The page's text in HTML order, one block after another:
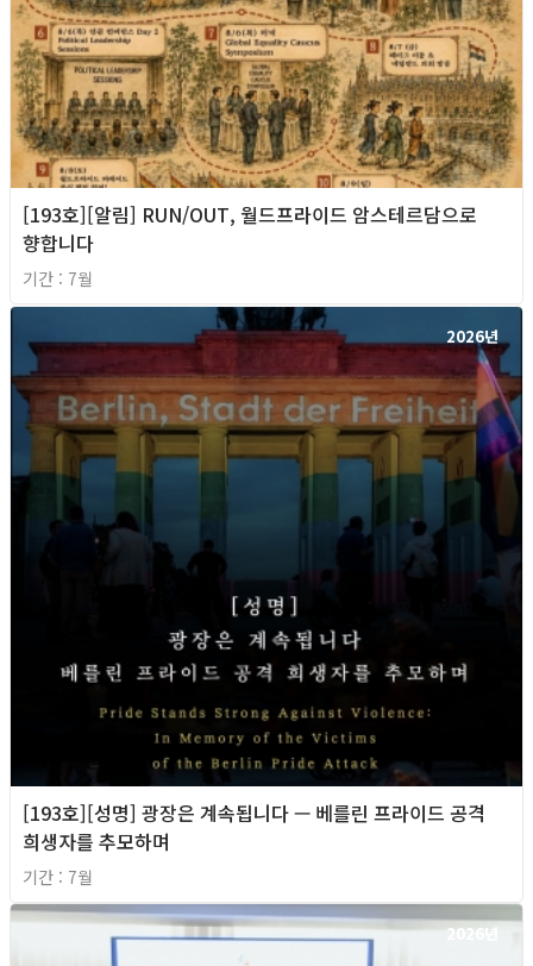
[193호][알림] RUN/OUT, 월드프라이드 암스테르담으로
향합니다
기간 : 7월
2026년
[193호][성명] 광장은 계속됩니다 — 베를린 프라이드 공격
희생자를 추모하며
기간 : 7월
2026년